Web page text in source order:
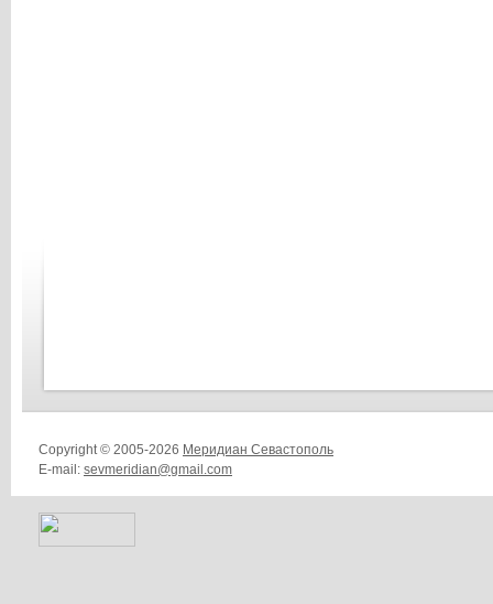
Copyright © 2005-2026 Меридиан Севастополь
E-mail: sevmeridian@gmail.com